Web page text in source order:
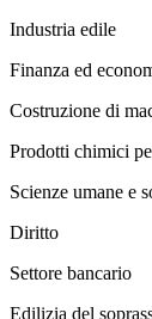
Industria edile
Finanza ed
Costruzione di
Prodotti chimici
Scienze umane e
Diritto
Settore bancario
Edilizia del